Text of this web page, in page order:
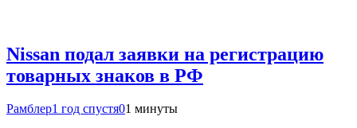
Nissan подал заявки на регистрацию
товарных знаков в РФ
Рамблер1 год спустя01 минуты